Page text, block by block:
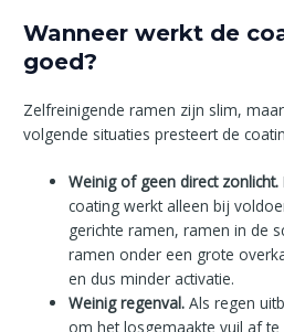
Wanneer werkt de
goed?
Zelfreinigende ramen zijn slim,
volgende situaties presteert de
Weinig of geen direct zonlicht.
coating werkt alleen bij
gerichte ramen, ramen in de
ramen onder een grote
en dus minder activatie.
Weinig regenval. Als regen
om het losgemaakte vuil af te